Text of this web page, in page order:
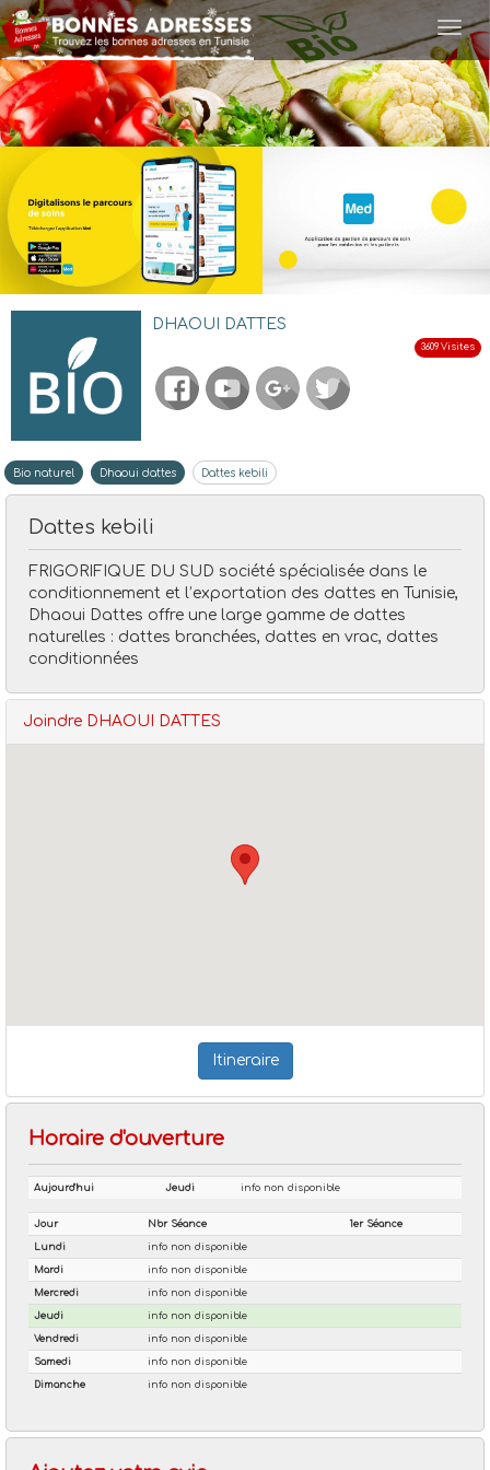
DHAOUI DATTES
Dattes kebili
FRIGORIFIQUE DU SUD société spécialisée dans le
conditionnement et l’exportation des dattes en Tunisie,
Dhaoui Dattes offre une large gamme de dattes
naturelles : dattes branchées, dattes en vrac, dattes
conditionnées
Joindre DHAOUI DATTES
Itineraire
Horaire d'ouverture